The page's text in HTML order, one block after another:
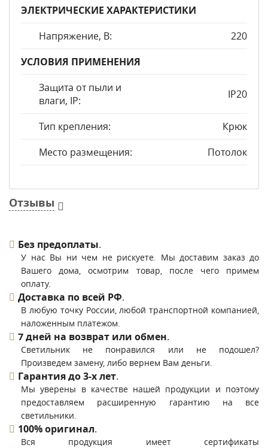
ЭЛЕКТРИЧЕСКИЕ ХАРАКТЕРИСТИКИ
Напряжение, В:
220
УСЛОВИЯ ПРИМЕНЕНИЯ
Защита от пыли и
влаги, IP:
IP20
Тип крепления:
Крюк
Место размещения:
Потолок
Отзывы
Без предоплаты.
У нас Вы ни чем не рискуете. Мы доставим заказ до
Вашего дома, осмотрим товар, после чего примем
оплату.
Доставка по всей РФ.
В любую точку России, любой транспортной компанией,
наложенным платежом.
7 дней на возврат или обмен.
Светильник не понравился или не подошел?
Произведем замену, либо вернем Вам деньги.
Гарантия до 3-х лет.
Мы уверены в качестве нашей продукции и поэтому
предоставляем расширенную гарантию на все
светильники.
100% оригинал.
Вся продукция имеет сертификаты